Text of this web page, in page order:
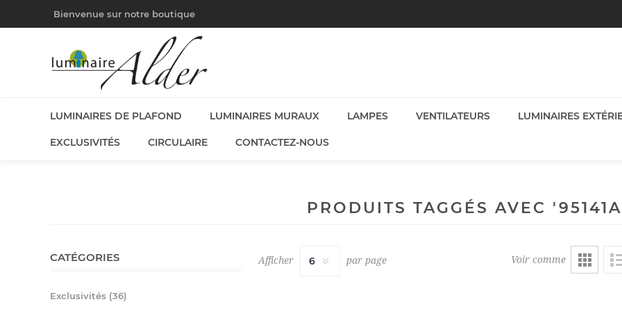
Bienvenue sur notre boutique
LUMINAIRES DE PLAFOND LUMINAIRES MURAUX LAMPES VENTILATEURS LUMINAIRES
EXCLUSIVITÉS CIRCULAIRE CONTACTEZ-NOUS
PRODUITS TAGGÉS AVEC
Voir comme
Afficher par page
CATÉGORIES
Exclusivités (36)